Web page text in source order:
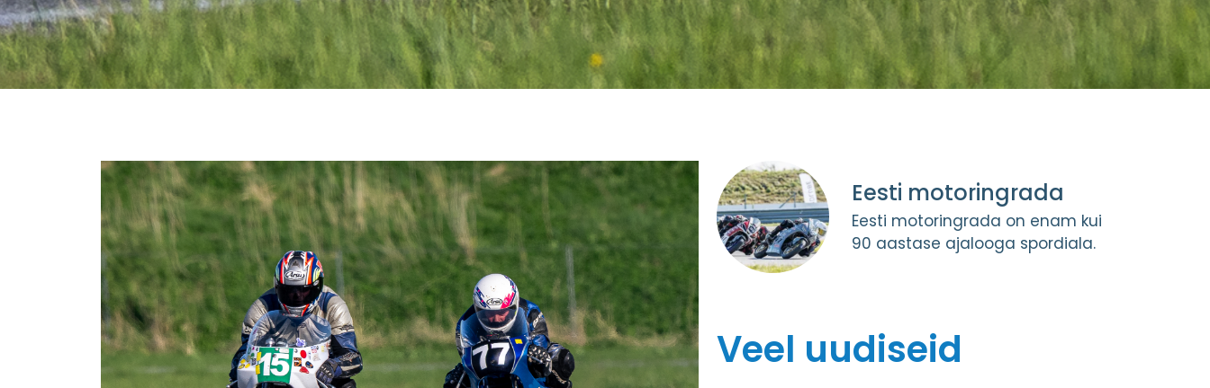
Eesti motoringrada
Eesti motoringrada on enam kui
90 aastase ajalooga spordiala.
Veel uudiseid